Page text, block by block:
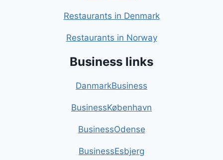
Restaurants in Denmark
Restaurants in Norway
Business links
DanmarkBusiness
BusinessKøbenhavn
BusinessOdense
BusinessEsbjerg